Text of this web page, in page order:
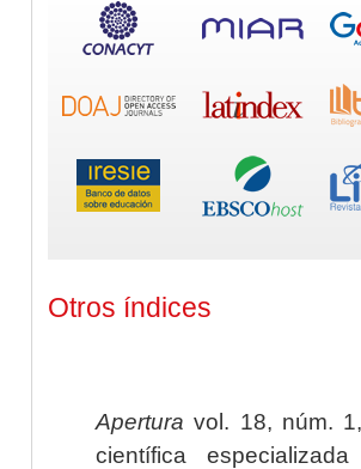
Otros índices
Apertura vol. 18, núm.
científica